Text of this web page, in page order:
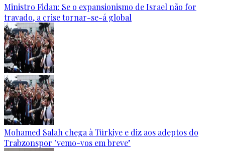
Ministro Fidan: Se o expansionismo de Israel não for
travado, a crise tornar-se-á global
Mohamed Salah chega à Türkiye e diz aos adeptos do
Trabzonspor "vemo-vos em breve"